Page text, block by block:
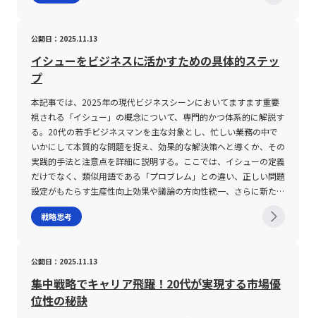
フォーメーションの本質、推進における注意点、そして実務にどう
取り入れるべきかについて、専門的な視点から解説します。 デジ
タルトランスフォーメーションとは デジタルトランスフォーメー
ション（DX）とは、最新の情報通信技術を活用し、従来のビジネ
スプロセス、企業文化、顧客対応、さらには事業モデルそのものを
抜本的に変革する取り組みを指します。 近年、AI、IoT、クラウド
コンピューティング、ビッグデータ解析といった先端技術の発展に
伴い、これまで不可能とされていた効率改善や新価値の創出が実現
可能となりました。企業は、これらの技術を組み合わせることで、
業務の自動化やマーケティング手法の革新、さらには顧客との新た
な関係構築を実現し、グローバル市場における競争力を強化してい
ます。 特に、データドリブンな意思決定が急速に進む中、企業内
の各部門においてリアルタイムな情報共有と高度な分析が不可欠と
意思決定へのシフトが促進されている点は注目に値します。 ま
た、デジタルトランスフォーメーションは、単に技術的な導入だけ
に留まらず、企業文化の変革や組織再編成を伴う全社的な取り組み
です。即ち、業務の効率化や生産性向上を目指すだけでなく、従業
公開日：2025.11.13
イシューをビジネスに活かすための具体的ステッ
プ
本記事では、2025年の現代ビジネスシーンにおいてますます重要
視される「イシュー」の概念について、専門的かつ体系的に解説す
る。20代の若手ビジネスマンを主な対象とし、忙しい業務の中で
いかにして本質的な問題を捉え、効果的な解決策へと導くか、その
実践的手法と注意点を詳細に説明する。ここでは、イシューの定義
だけでなく、類似用語である「プロブレム」との違い、正しい問題
設定がもたらす生産性向上効果や議論の方向性統一、さらに新たな
アイディア創出への寄与といった点にも触れる。 「イシュー」と
は 「イシュー」という用語は、ビジネスにおいて「問題」や「課
ーンにおいて、イシューは単なる現状の障壁ではなく、正確に特定
されることで企業や組織の根本的改善や成長を後押しする重要な要
素とされる。 近年、イシューの重要性は、従来の課題解決手法か
ら一歩進んだアプローチとして注目されている。 さらに、イシュ
戦略思考
公開日：2025.11.13
集中戦略でキャリア飛躍！20代が実現する市場優
位性の秘訣